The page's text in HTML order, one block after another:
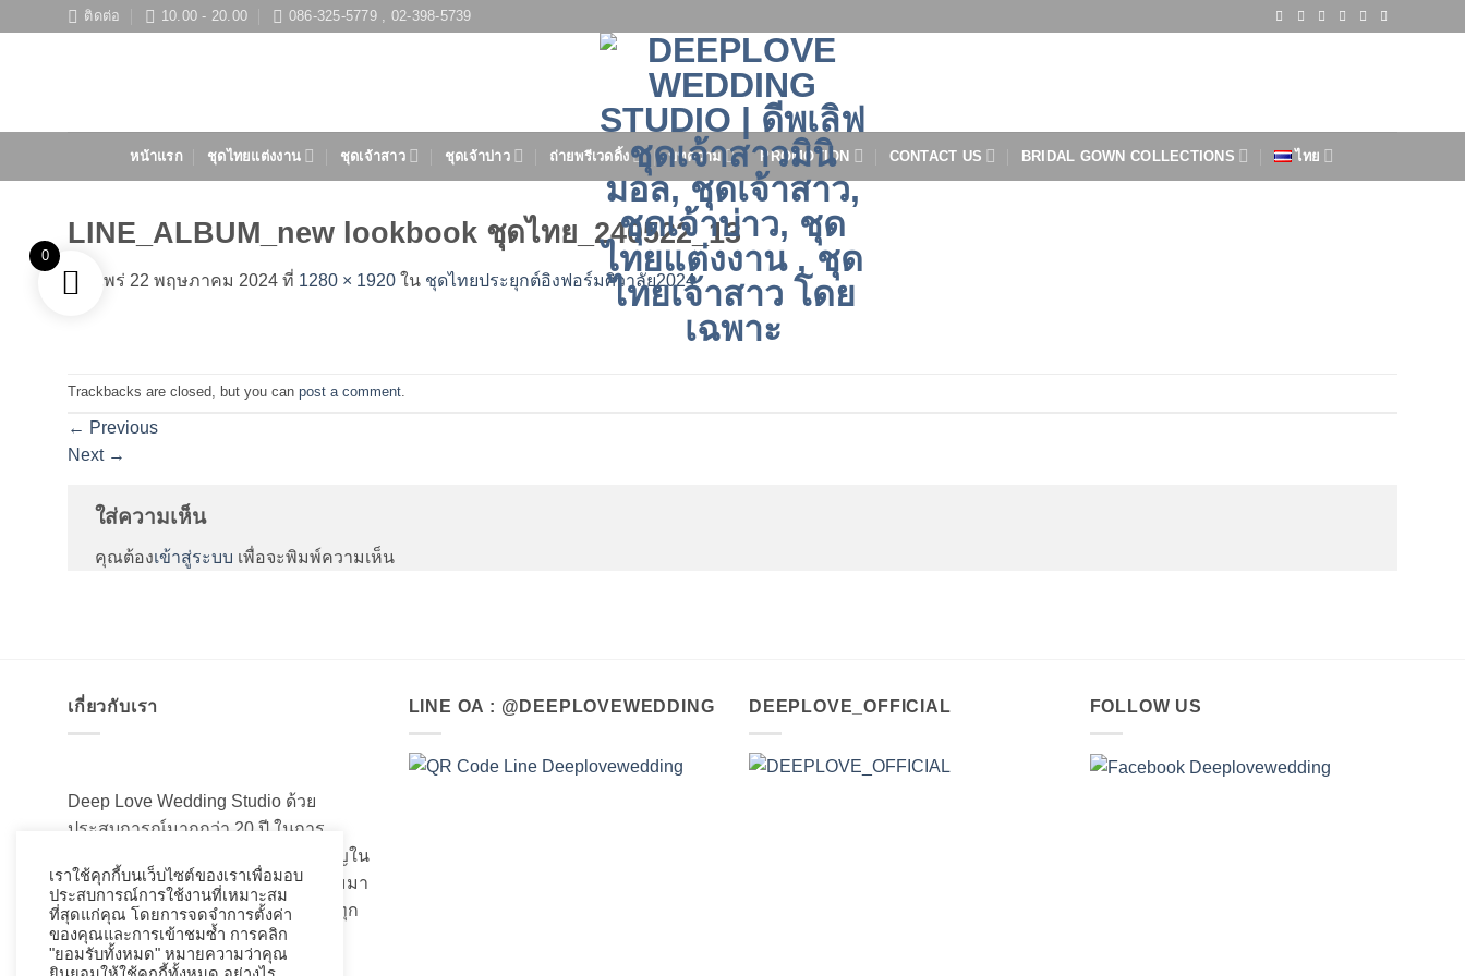
ติดต่อ 10.00 - 20.00 086-325-5779 , 02-398-5739
หน้าแรก ชุดไทยแต่งงาน ชุดเจ้าสาว ชุดเจ้าบ่าว ถ่ายพรีเวดดิ้ง บทความ PROMOTION CONTACT US BRIDAL GOWN COLLECTIONS ไทย
LINE_ALBUM_new lookbook ชุดไทย_240522_13
เผยแพร่ 22 พฤษภาคม 2024 ที่ 1280 × 1920 ใน ชุดไทยประยุกต์อิงฟอร์มศิวาลัย2024
Trackbacks are closed, but you can post a comment
← Previous
Next →
ใส่ความเห็น
คุณต้องเข้าสู่ระบบ เพื่อจะพิมพ์ความเห็น
เกี่ยวกับเรา
Deep Love Wedding Studio ด้วย
ประสบการณ์มากกว่า 20 ปี ในการ
สร้างสรรค์ออกแบบและความชำนาญใน
เรื่องของชุดแต่งงานเจ้าสาวอันงดงามมา
เป็นอย่างดี ที่เราได้เนรมิตชุดเจ้าสาวทุก
ท่านให้สวยงามมานับไม่ถ้วน
LINE OA : @DEEPLOVEWEDDING DEEPLOVE_OFFICIAL FOLLOW US
เราใช้คุกกี้บนเว็บไซต์ของเราเพื่อมอบ
ประสบการณ์การใช้งานที่เหมาะสม
ที่สุดแก่คุณ โดยการจดจำการตั้งค่า
ของคุณและการเข้าชมซ้ำ การคลิก
"ยอมรับทั้งหมด" หมายความว่าคุณ
0